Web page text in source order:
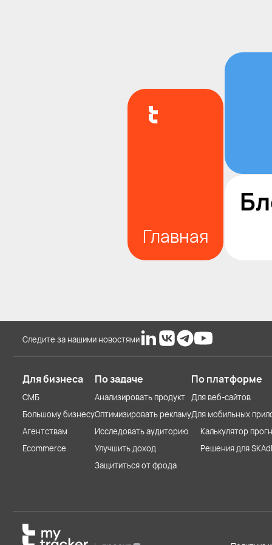
Главная
Следите за нашими новостями
Для бизнеса
СМБ
Большому бизнесу
Агентствам
Ecommerce
По задаче
Анализировать продукт
Оптимизировать рекламу
Исследовать аудиторию
Улучшить доход
Защититься от фрода
По платформе
Для веб-сайтов
Для мобильных
Калькулятор
Решения для